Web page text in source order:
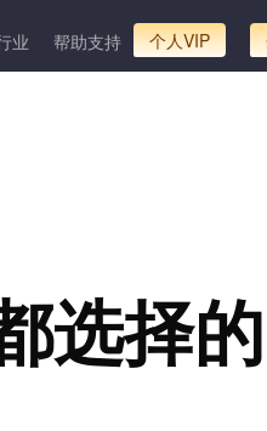
业 帮助支持 个人VIP
选择的